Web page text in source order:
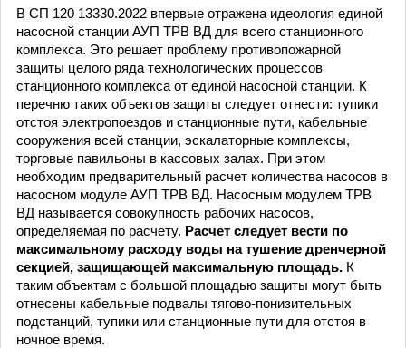
В СП 120 13330.2022 впервые отражена идеология единой
насосной станции АУП ТРВ ВД для всего станционного
комплекса. Это решает проблему противопожарной
защиты целого ряда технологических процессов
станционного комплекса от единой насосной станции. К
перечню таких объектов защиты следует отнести: тупики
отстоя электропоездов и станционные пути, кабельные
сооружения всей станции, эскалаторные комплексы,
торговые павильоны в кассовых залах. При этом
необходим предварительный расчет количества насосов в
насосном модуле АУП ТРВ ВД. Насосным модулем ТРВ
ВД называется совокупность рабочих насосов,
определяемая по расчету. Расчет следует вести по
максимальному расходу воды на тушение дренчерной
секцией, защищающей максимальную площадь. К
таким объектам с большой площадью защиты могут быть
отнесены кабельные подвалы тягово-понизительных
подстанций, тупики или станционные пути для отстоя в
ночное время.